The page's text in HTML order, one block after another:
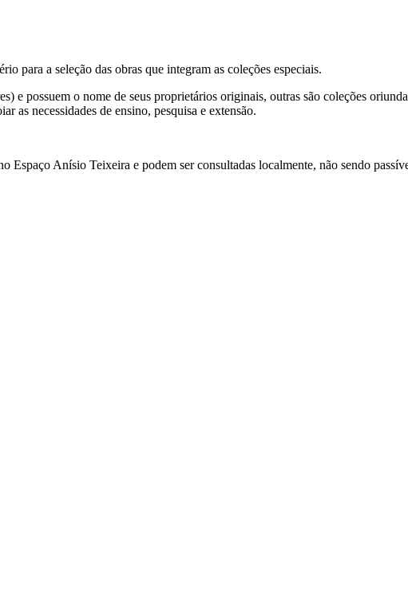
para a seleção das obras que integram as coleções especiais.
e possuem o nome de seus proprietários originais, outras são coleções
as necessidades de ensino, pesquisa e extensão.
Anísio Teixeira e podem ser consultadas localmente, não sendo